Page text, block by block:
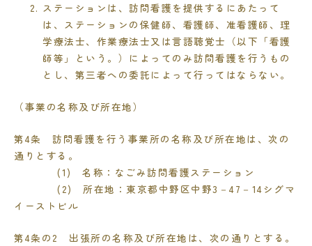
ステーションは、訪問看護を提供するにあたって
は、ステーションの保健師、看護師、准看護師、理
学療法士、作業療法士又は言語聴覚士（以下「看護
師等」という。）によってのみ訪問看護を行うもの
とし、第三者への委託によって行ってはならない。
（事業の名称及び所在地）
第4条 訪問看護を行う事業所の名称及び所在地は、次の
通りとする。
(1)
名称：なごみ訪問看護ステーション
(2)
所在地：東京都中野区中野3－47－14シグマ
イーストビル
第4条の2
出張所の名称及び所在地は、次の通りとする。